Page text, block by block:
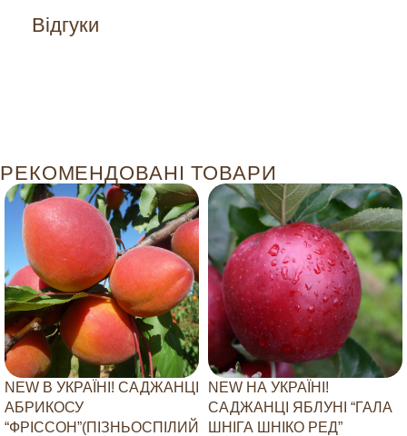
Відгуки
РЕКОМЕНДОВАНІ ТОВАРИ
NEW В УКРАЇНІ! САДЖАНЦІ
АБРИКОСУ
“ФРІССОН”(ПІЗНЬОСПІЛИЙ
NEW НА УКРАЇНІ!
САДЖАНЦІ ЯБЛУНІ “ГАЛА
ШНІГА ШНІКО РЕД”